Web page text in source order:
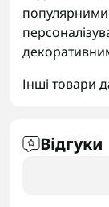
популярними
Інші товари
Відгуки